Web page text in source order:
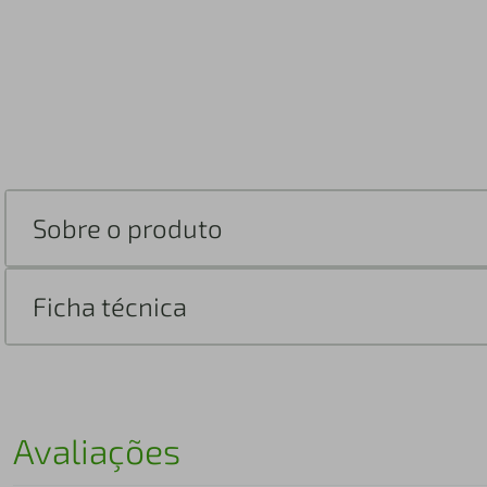
Sobre o produto
Ficha técnica
Avaliações